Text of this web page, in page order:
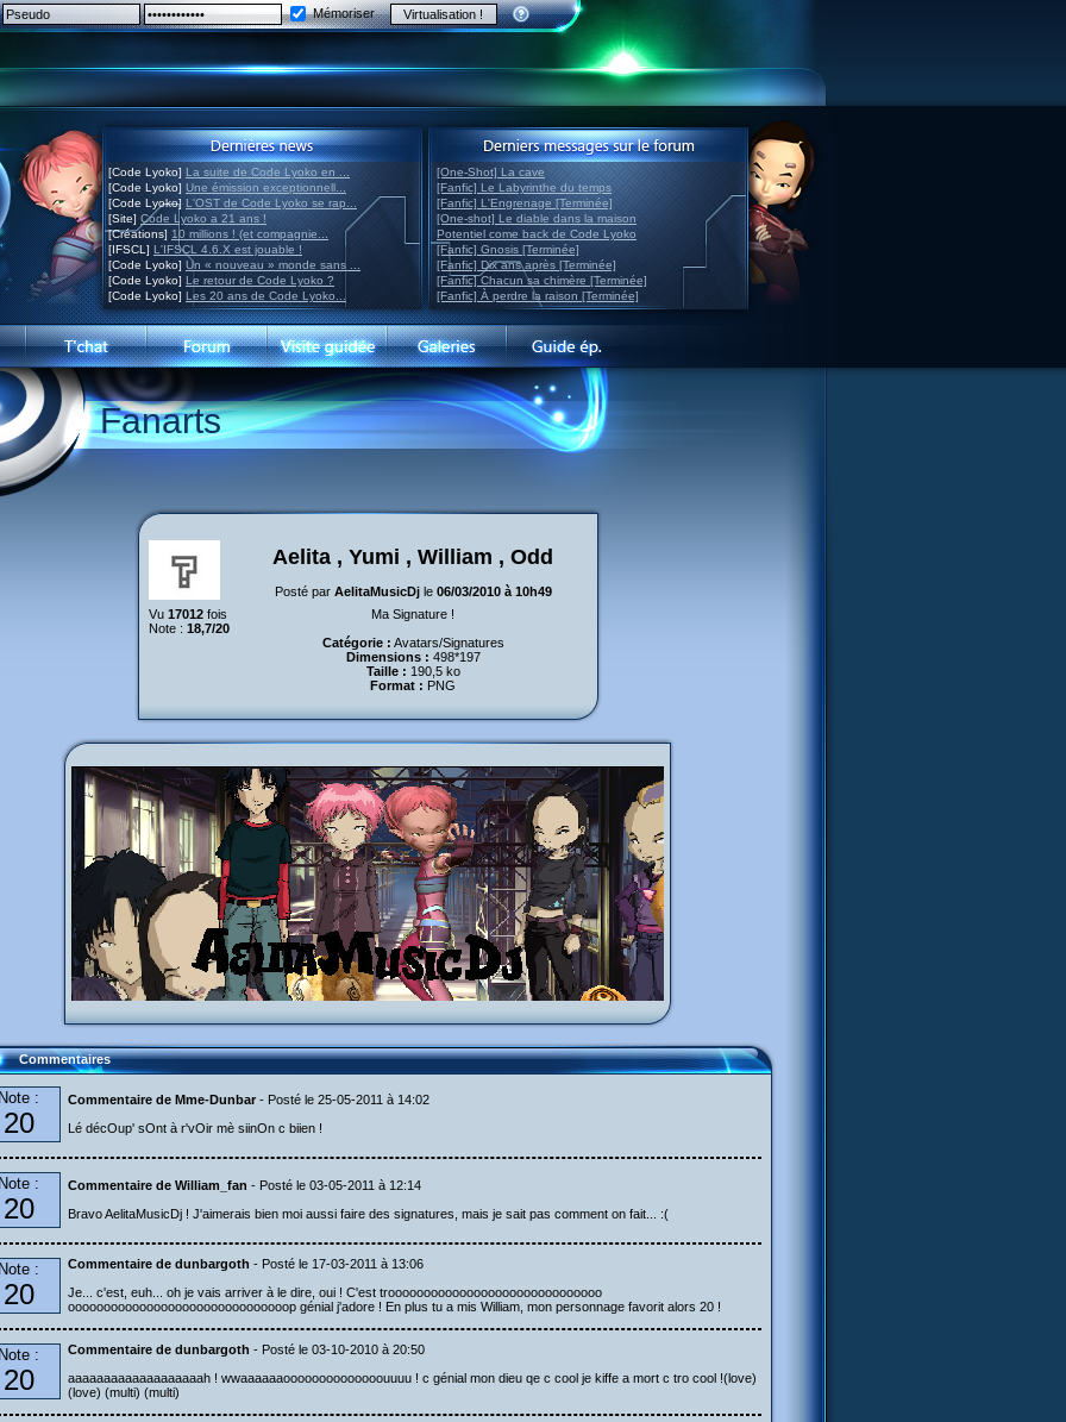
Mémoriser
[Code Lyoko] La suite de Code Lyoko en ...
[Code Lyoko] Une émission exceptionnell...
[Code Lyoko] L'OST de Code Lyoko se rap...
[Site] Code Lyoko a 21 ans !
[Créations] 10 millions ! (et compagnie...
[IFSCL] L'IFSCL 4.6.X est jouable !
[Code Lyoko] Un « nouveau » monde sans ...
[Code Lyoko] Le retour de Code Lyoko ?
[Code Lyoko] Les 20 ans de Code Lyoko...
[One-Shot] La cave
[Fanfic] Le Labyrinthe du temps
[Fanfic] L'Engrenage [Terminée]
[One-shot] Le diable dans la maison
Potentiel come back de Code Lyoko
[Fanfic] Gnosis [Terminée]
[Fanfic] Dix ans après [Terminée]
[Fanfic] Chacun sa chimère [Terminée]
[Fanfic] À perdre la raison [Terminée]
Fanarts
Aelita , Yumi , William , Odd
Posté par AelitaMusicDjle 06/03/2010 à 10h49
Vu 17012fois
Note : 18,7/20
Ma Signature !
Catégorie : Avatars/Signatures
Dimensions : 498*197
Taille : 190,5 ko
Format : PNG
Commentaires
Note :
20
Commentaire de Mme-Dunbar - Posté le 25-05-2011 à 14:02
Lé décOup' sOnt à r'vOir mè siinOn c biien !
Note :
20
Commentaire de William_fan - Posté le 03-05-2011 à 12:14
Bravo AelitaMusicDj ! J'aimerais bien moi aussi faire des signatures, mais je sait pas comment on fait... :(
Note :
20
Commentaire de dunbargoth - Posté le 17-03-2011 à 13:06
Je... c'est, euh... oh je vais arriver à le dire, oui ! C'est troooooooooooooooooooooooooooooo
ooooooooooooooooooooooooooooooop génial j'adore ! En plus tu a mis William, mon personnage favorit alors 20 !
Note :
20
Commentaire de dunbargoth - Posté le 03-10-2010 à 20:50
aaaaaaaaaaaaaaaaaaah ! wwaaaaaaoooooooooooooouuuu ! c génial mon dieu qe c cool je kiffe a mort c tro cool !(love)
(love) (multi) (multi)